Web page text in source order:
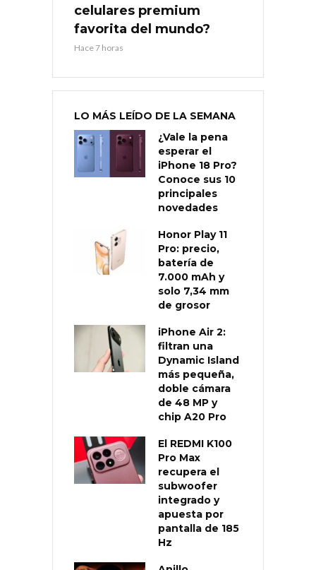
celulares premium
favorita del mundo?
Hace 7 horas
LO MÁS LEÍDO DE LA SEMANA
¿Vale la pena
esperar el
iPhone 18 Pro?
Conoce sus 10
principales
novedades
Honor Play 11
Pro: precio,
batería de
7.000 mAh y
solo 7,34 mm
de grosor
iPhone Air 2:
filtran una
Dynamic Island
más pequeña,
doble cámara
de 48 MP y
chip A20 Pro
El REDMI K100
Pro Max
recupera el
subwoofer
integrado y
apuesta por
pantalla de 185
Hz